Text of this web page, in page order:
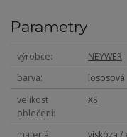
Parametry
výrobce
NEYWER
barva
lososová
velikost
oblečení
XS
materiál viskóza /